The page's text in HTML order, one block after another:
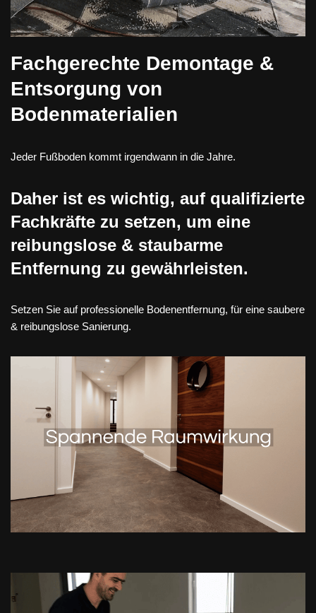
Fachgerechte Demontage &
Entsorgung von
Bodenmaterialien
Jeder Fußboden kommt irgendwann in die Jahre.
Daher ist es wichtig, auf qualifizierte
Fachkräfte zu setzen, um eine
reibungslose & staubarme
Entfernung zu gewährleisten.
Setzen Sie auf professionelle Bodenentfernung, für eine saubere
& reibungslose Sanierung.